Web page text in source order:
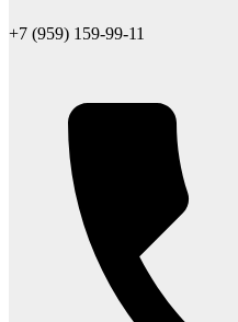
+7 (959) 159-99-11